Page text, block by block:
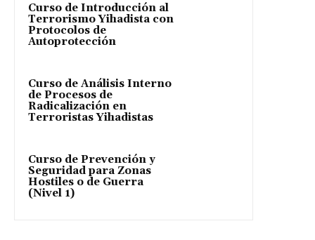
Curso de Introducción al
Terrorismo Yihadista con
Protocolos de
Autoprotección
Curso de Análisis Interno
de Procesos de
Radicalización en
Terroristas Yihadistas
Curso de Prevención y
Seguridad para Zonas
Hostiles o de Guerra
(Nivel 1)